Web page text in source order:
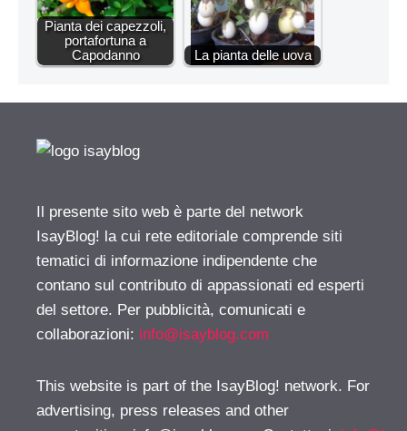
Pianta dei capezzoli,
portafortuna a
Capodanno
La pianta delle uova
Il presente sito web è parte del network
IsayBlog! la cui rete editoriale comprende siti
tematici di informazione indipendente che
contano sul contributo di appassionati ed esperti
del settore. Per pubblicità, comunicati e
collaborazioni: info@isayblog.com
This website is part of the IsayBlog! network. For
advertising, press releases and other